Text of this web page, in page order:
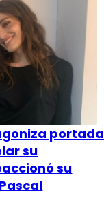
portada
su
su